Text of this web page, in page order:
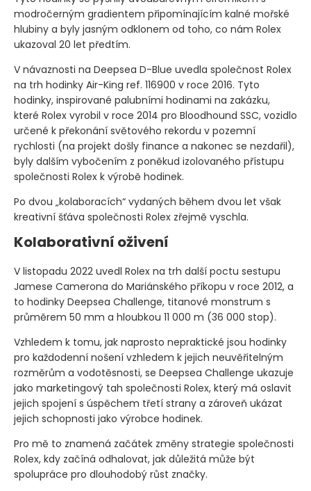
modročerným gradientem připomínajícím kalné mořské
hlubiny a byly jasným odklonem od toho, co nám Rolex
ukazoval 20 let předtím.
V návaznosti na Deepsea D-Blue uvedla společnost Rolex
na trh hodinky Air-King ref. 116900 v roce 2016. Tyto
hodinky, inspirované palubními hodinami na zakázku,
které Rolex vyrobil v roce 2014 pro Bloodhound SSC, vozidlo
určené k překonání světového rekordu v pozemní
rychlosti (na projekt došly finance a nakonec se nezdařil),
byly dalším vybočením z poněkud izolovaného přístupu
společnosti Rolex k výrobě hodinek.
Po dvou „kolaboracích“ vydaných během dvou let však
kreativní šťáva společnosti Rolex zřejmě vyschla.
Kolaborativní oživení
V listopadu 2022 uvedl Rolex na trh další poctu sestupu
Jamese Camerona do Mariánského příkopu v roce 2012, a
to hodinky Deepsea Challenge, titanové monstrum s
průměrem 50 mm a hloubkou 11 000 m (36 000 stop).
Vzhledem k tomu, jak naprosto nepraktické jsou hodinky
pro každodenní nošení vzhledem k jejich neuvěřitelným
rozměrům a vodotěsnosti, se Deepsea Challenge ukazuje
jako marketingový tah společnosti Rolex, který má oslavit
jejich spojení s úspěchem třetí strany a zároveň ukázat
jejich schopnosti jako výrobce hodinek.
Pro mě to znamená začátek změny strategie společnosti
Rolex, kdy začíná odhalovat, jak důležitá může být
spolupráce pro dlouhodobý růst značky.